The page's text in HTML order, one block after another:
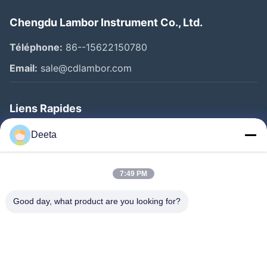
Chengdu Lambor Instrument Co., Ltd.
Téléphone: 86--15622150780
Email: sale@cdlambor.com
Liens Rapides
Aperçu
Produits
Visite D'usine
Deeta
7:49 PM
Good day, what product are you looking for?